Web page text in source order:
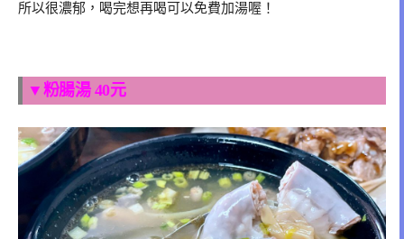
所以很濃郁，喝完想再喝可以免費加湯喔！
▼粉腸湯 40元